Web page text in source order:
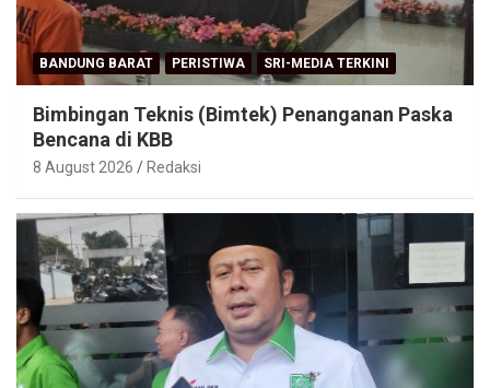
BANDUNG BARAT PERISTIWA SRI-MEDIA TERKINI
Bimbingan Teknis (Bimtek) Penanganan Paska
Bencana di KBB
8 August 2026 Redaksi